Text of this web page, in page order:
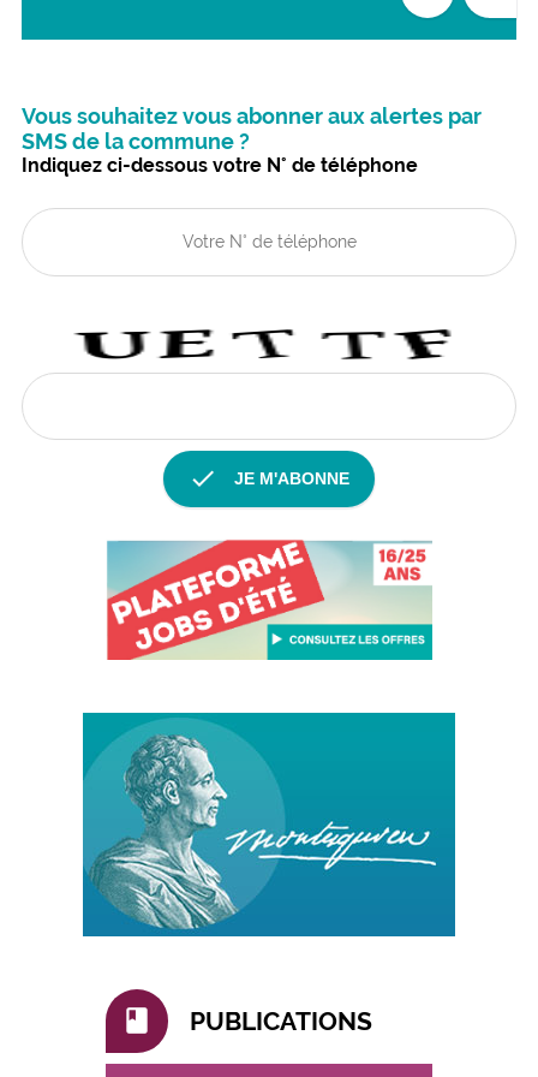
Vous souhaitez vous abonner aux alertes par
SMS de la commune ?
Indiquez ci-dessous votre N° de téléphone
check JE M'ABONNE
book PUBLICATIONS